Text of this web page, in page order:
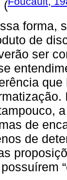
(
forma,
de
ser
de
de